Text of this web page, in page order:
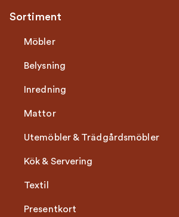
Sortiment
Möbler
Belysning
Inredning
Mattor
Utemöbler & Trädgårdsmöbler
Kök & Servering
Textil
Presentkort